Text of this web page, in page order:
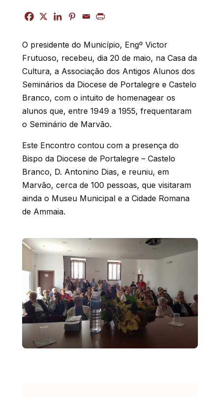
O presidente do Município, Engº Victor
Frutuoso, recebeu, dia 20 de maio, na Casa da
Cultura, a Associação dos Antigos Alunos dos
Seminários da Diocese de Portalegre e Castelo
Branco, com o intuito de homenagear os
alunos que, entre 1949 a 1955, frequentaram
o Seminário de Marvão.
Este Encontro contou com a presença do
Bispo da Diocese de Portalegre – Castelo
Branco, D. Antonino Dias, e reuniu, em
Marvão, cerca de 100 pessoas, que visitaram
ainda o Museu Municipal e a Cidade Romana
de Ammaia.